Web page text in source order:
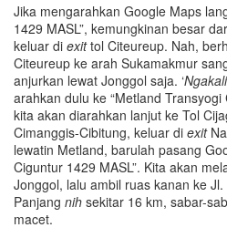
Jika mengarahkan Google Maps
1429 MASL”, kemungkinan besar
keluar di exittol Citeureup. Nah,
Citeureup ke arah Sukamakmur
anjurkan lewat Jonggol saja. ‘
arahkan dulu ke “Metland
kita akan diarahkan lanjut ke Tol
Cimanggis-Cibitung, keluar di exit
lewatin Metland, barulah pasang
Ciguntur 1429 MASL”. Kita akan
Jonggol, lalu ambil ruas kanan ke
Panjang nih sekitar 16 km, sabar-
macet.